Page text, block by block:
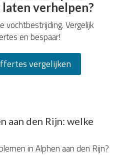
laten verhelpen?
vochtbestrijding. Vergelijk
en bespaar!
vergelijken
aan den Rijn: welke
in Alphen aan den Rijn?